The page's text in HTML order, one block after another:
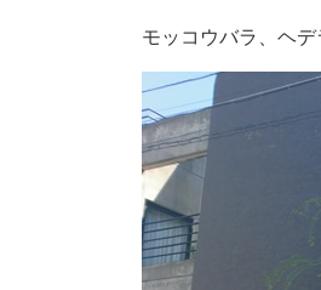
モッコウバラ、ヘ